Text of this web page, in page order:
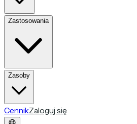
Zastosowania
Zasoby
CennikZaloguj się